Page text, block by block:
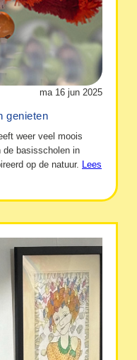
ma 16 jun 2025
genieten
weer veel moois
de basisscholen in
op de natuur. Lees